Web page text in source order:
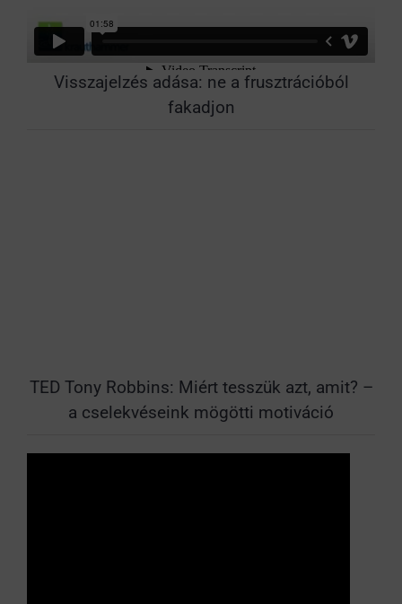
Visszajelzés adása: ne a frusztrációból
fakadjon
TED Tony Robbins: Miért tesszük azt, amit? –
a cselekvéseink mögötti motiváció